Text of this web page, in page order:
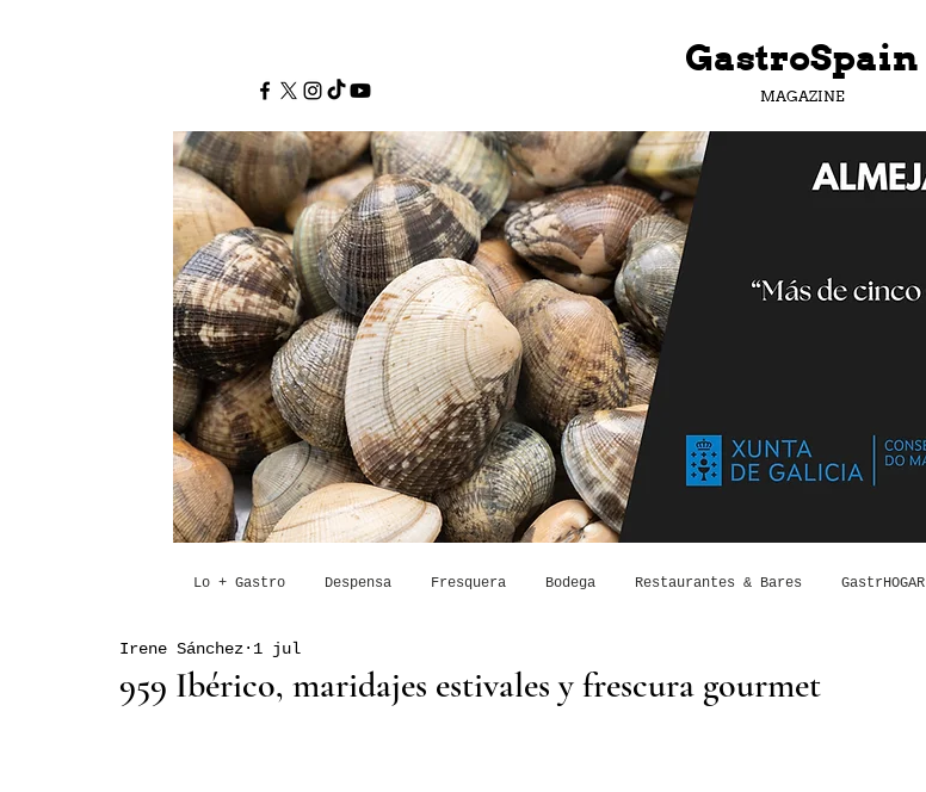
GastroSpain
MAGAZINE
Lo + Gastro Despensa Fresquera Bodega Restaurantes & Bares GastrHOGAR
959 Ibérico, maridajes estivales y frescura gourmet
Irene Sánchez 1 jul